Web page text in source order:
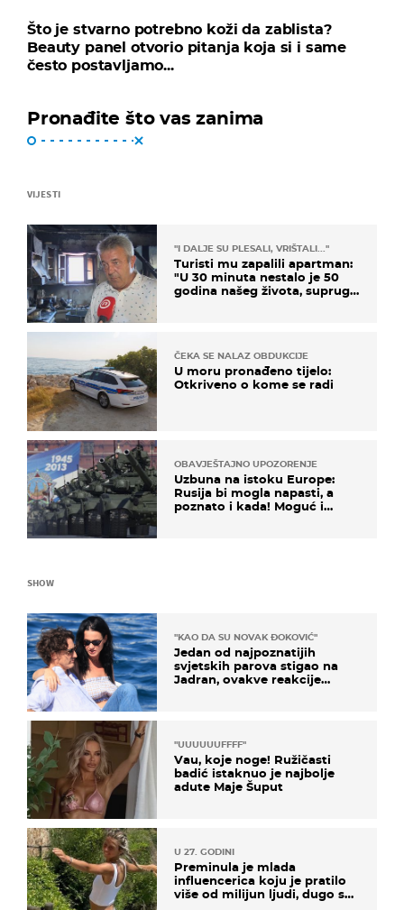
Što je stvarno potrebno koži da zablista?
Beauty panel otvorio pitanja koja si i same
često postavljamo...
Pronađite što vas zanima
VIJESTI
"I DALJE SU PLESALI, VRIŠTALI..."
Turisti mu zapalili apartman:
"U 30 minuta nestalo je 50
godina našeg života, supruga
ČEKA SE NALAZ OBDUKCIJE
U moru pronađeno tijelo:
Otkriveno o kome se radi
OBAVJEŠTAJNO UPOZORENJE
Uzbuna na istoku Europe:
Rusija bi mogla napasti, a
poznato i kada! Moguć i
SHOW
"KAO DA SU NOVAK ĐOKOVIĆ"
Jedan od najpoznatijih
svjetskih parova stigao na
Jadran, ovakve reakcije
"UUUUUUFFFF"
Vau, koje noge! Ružičasti
badić istaknuo je najbolje
adute Maje Šuput
U 27. GODINI
Preminula je mlada
influencerica koju je pratilo
više od milijun ljudi, dugo se